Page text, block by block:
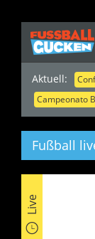
Aktuell:
Campeonato
Fußball
Live